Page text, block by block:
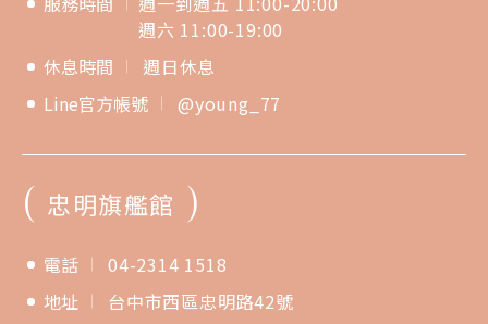
週六 11:00-19:00
休息時間
週日休息
Line官方帳號
@young_77
( 忠明旗艦館 )
電話
04-2314 1518
地址
台中市西區忠明路42號